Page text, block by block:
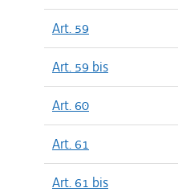
Art. 59
Art. 59 bis
Art. 60
Art. 61
Art. 61 bis